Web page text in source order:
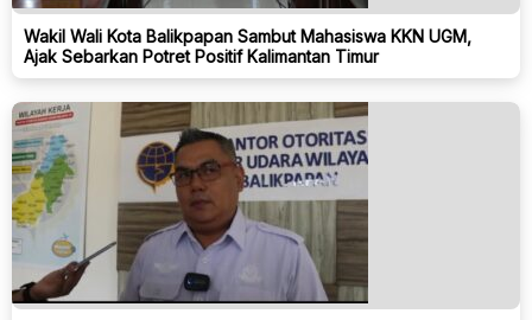
Wakil Wali Kota Balikpapan Sambut Mahasiswa KKN UGM,
Ajak Sebarkan Potret Positif Kalimantan Timur